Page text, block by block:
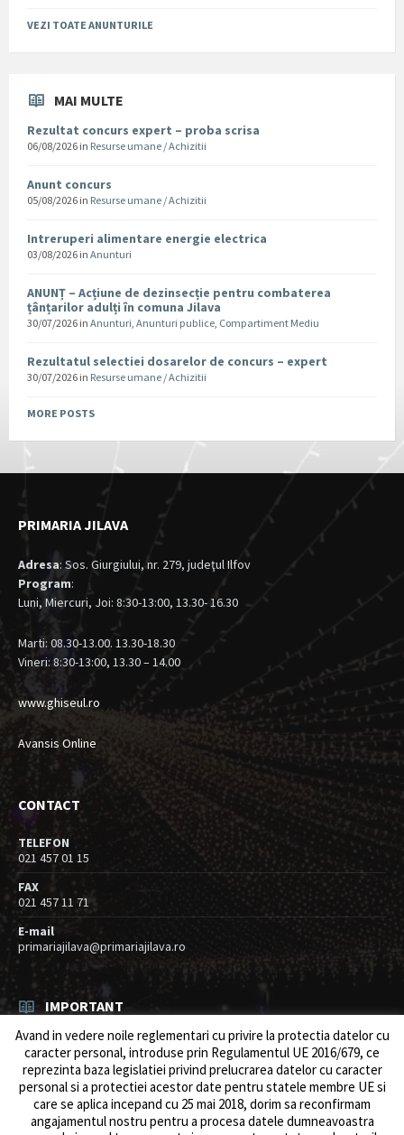
VEZI TOATE ANUNTURILE
MAI MULTE
Rezultat concurs expert – proba scrisa
06/08/2026 in Resurse umane / Achizitii
Anunt concurs
05/08/2026 in Resurse umane / Achizitii
Intreruperi alimentare energie electrica
03/08/2026 in Anunturi
ANUNȚ – Acțiune de dezinsecție pentru combaterea
țânțarilor adulți în comuna Jilava
30/07/2026 in Anunturi Anunturi publice Compartiment Mediu
Rezultatul selectiei dosarelor de concurs – expert
30/07/2026 in Resurse umane / Achizitii
MORE POSTS
PRIMARIA JILAVA
Adresa: Sos. Giurgiului, nr. 279, judeţul Ilfov
Program:
Luni, Miercuri, Joi: 8:30-13:00, 13.30- 16.30
Marti: 08.30-13.00. 13.30-18.30
Vineri: 8:30-13:00, 13.30 – 14.00
www.ghiseul.ro
Avansis Online
CONTACT
TELEFON
021 457 01 15
FAX
021 457 11 71
E-mail
primariajilava@primariajilava.ro
IMPORTANT
Rezultat concurs expert – proba scrisa
06/08/2026 inResurse umane / Achizitii
Anunt concurs
05/08/2026inResurse umane / Achizitii
Avand in vedere noile reglementari cu privire la protectia datelor cu
caracter personal, introduse prin Regulamentul UE 2016/679, ce
reprezinta baza legislatiei privind prelucrarea datelor cu caracter
personal si a protectiei acestor date pentru statele membre UE si
care se aplica incepand cu 25 mai 2018, dorim sa reconfirmam
angajamentul nostru pentru a procesa datele dumneavoastra